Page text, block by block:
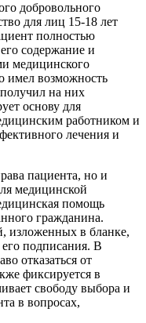
добровольного
для лиц 15-18 лет
полностью
содержание и
медицинского
имел возможность
на них
основу для
работником и
лечения и
пациента, но и
медицинской
помощь
гражданина.
изложенных в бланке,
его подписания. В
отказаться от
фиксируется в
свободу выбора и
в вопросах,